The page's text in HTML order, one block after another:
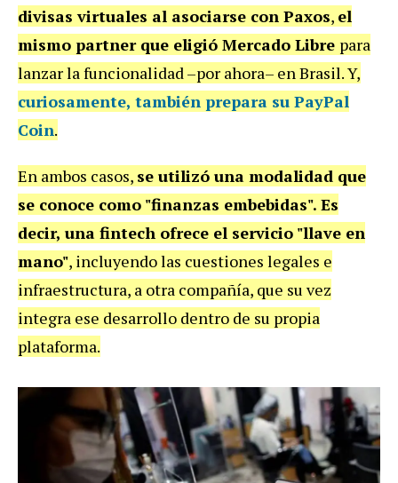
divisas virtuales al asociarse con Paxos, el
mismo partner que eligió Mercado Libre para
lanzar la funcionalidad –por ahora– en Brasil. Y,
curiosamente, también prepara su PayPal
Coin.
En ambos casos, se utilizó una modalidad que
se conoce como "finanzas embebidas". Es
decir, una fintech ofrece el servicio "llave en
mano", incluyendo las cuestiones legales e
infraestructura, a otra compañía, que su vez
integra ese desarrollo dentro de su propia
plataforma.